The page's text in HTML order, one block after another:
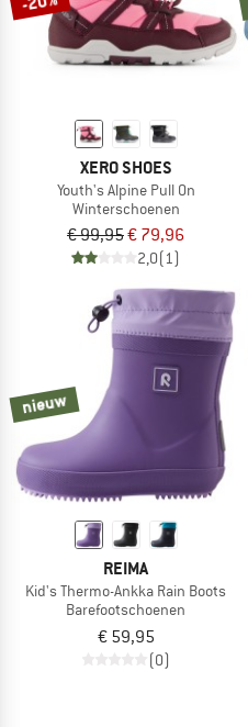
XERO SHOES
Youth's Alpine Pull On
Winterschoenen
€ 99,95€ 79,96
2,0(1)
nieuw
REIMA
Kid's Thermo-Ankka Rain Boots
Barefootschoenen
€ 59,95
(0)